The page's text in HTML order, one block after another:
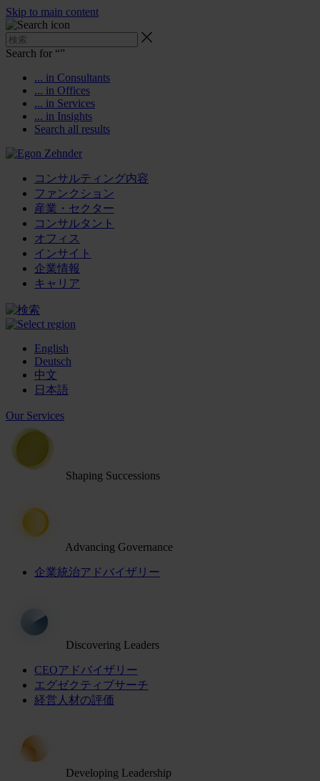
Skip to main content
Search for “”
... in Consultants
... in Offices
... in Services
... in Insights
Search all results
コンサルティング内容
ファンクション
産業・セクター
コンサルタント
オフィス
インサイト
企業情報
キャリア
English
Deutsch
中文
日本語
Our Services
Shaping Successions
Advancing Governance
企業統治アドバイザリー
Discovering Leaders
CEOアドバイザリー
エグゼクティブサーチ
経営人材の評価
Developing Leadership